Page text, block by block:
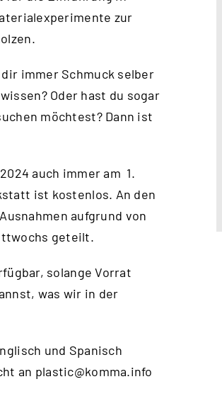
zur
immer Schmuck selber
Oder hast du sogar
möchtest? Dann ist
auch immer am 1.
ist kostenlos. An den
aufgrund von
geteilt.
solange Vorrat
was wir in der
und Spanisch
an plastic@komma.info